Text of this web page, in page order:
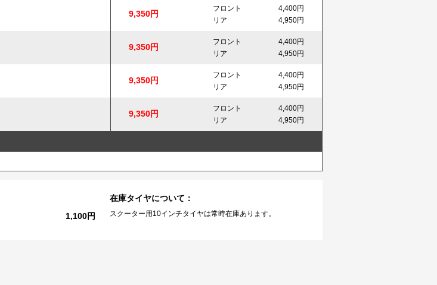
9,350円
フロント
4,400円
リア
4,950円
9,350円
フロント
4,400円
リア
4,950円
9,350円
フロント
4,400円
リア
4,950円
9,350円
フロント
4,400円
リア
4,950円
1,100円
在庫タイヤについて：
スクーター用10インチタイヤは常時在庫あります。